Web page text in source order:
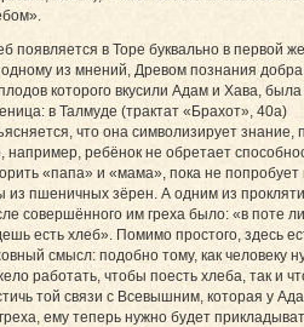
появляется в Торе буквально в первой
из мнений, Древом познания добра
которого вкусили Адам и Хава, была
в Талмуде (трактат «Брахот», 40а)
что она символизирует знание,
например, ребёнок не обретает
«папа» и «мама», пока не попробует
из пшеничных зёрен. А одним из
совершённого им греха было: «в поте
есть хлеб». Помимо простого, здесь
смысл: подобно тому, как человеку
работать, чтобы поесть хлеба, так и
той связи с Всевышним, которая у
ему теперь нужно будет